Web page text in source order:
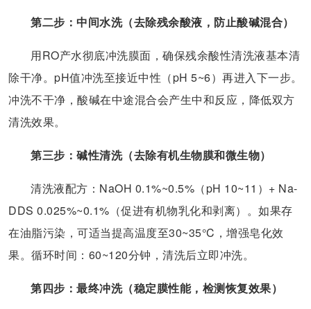
第二步：中间水洗（去除残余酸液，防止酸碱混合）
用RO产水彻底冲洗膜面，确保残余酸性清洗液基本清
除干净。pH值冲洗至接近中性（pH 5~6）再进入下一步。
冲洗不干净，酸碱在中途混合会产生中和反应，降低双方
清洗效果。
第三步：碱性清洗（去除有机生物膜和微生物）
清洗液配方：NaOH 0.1%~0.5%（pH 10~11）+ Na-
DDS 0.025%~0.1%（促进有机物乳化和剥离）。如果存
在油脂污染，可适当提高温度至30~35°C，增强皂化效
果。循环时间：60~120分钟，清洗后立即冲洗。
第四步：最终冲洗（稳定膜性能，检测恢复效果）